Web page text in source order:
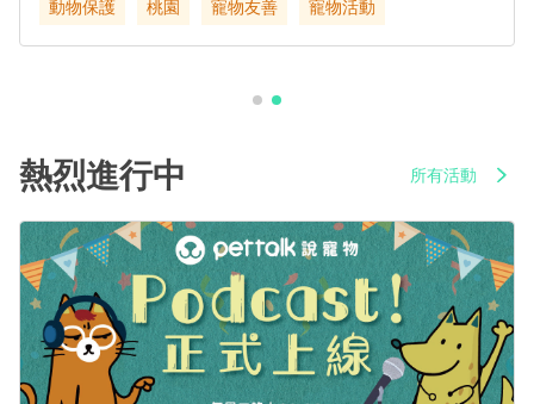
動物保護
桃園 寵物友善 寵物活動
熱烈進行中 所有活動